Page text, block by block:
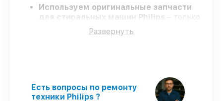
Используем оригинальные запчасти
для стиральных машин Philips
– только
оригинальные запчасти для вашей
Работаем строго в установленных
заранее временных рамках– ремонт
Развернуть
Есть вопросы по ремонту
техники Philips ?